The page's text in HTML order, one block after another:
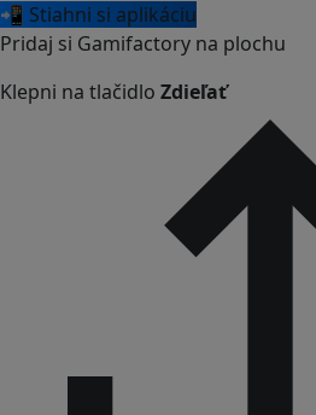
📲 Stiahni si aplikáciu
Pridaj si Gamifactory na plochu
Klepni na tlačidlo Zdieľať